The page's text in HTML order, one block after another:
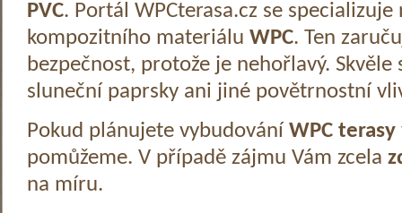
PVC. Portál WPCterasa.cz se specializuje
kompozitního materiálu WPC. Ten
bezpečnost, protože je nehořlavý.
sluneční paprsky ani jiné povětrnostní
Pokud plánujete vybudování WPC terasy
pomůžeme. V případě zájmu Vám zcela
na míru.